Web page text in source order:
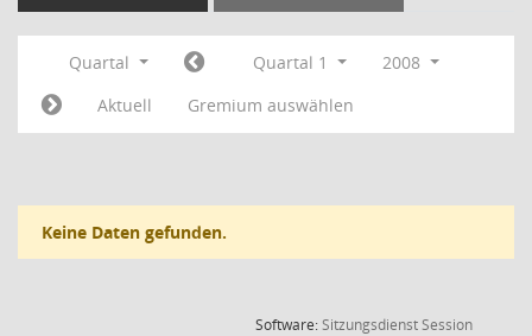
Quartal Quartal 1
2008
Aktuell
Gremium auswählen
Keine Daten gefunden.
Software:SitzungsdienstSession(Wird in